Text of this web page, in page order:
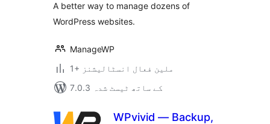
A better way to manage dozens of
WordPress websites.
ManageWP
1+ ملین فعال انسٹالیشنز
7.0.3 کے ساتھ ٹیسٹ شدہ
WPvivid — Backup,